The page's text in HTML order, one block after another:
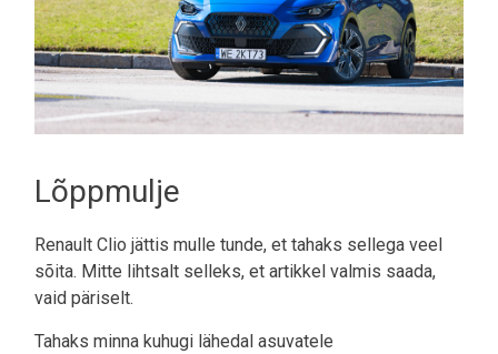
Lõppmulje
Renault Clio jättis mulle tunde, et tahaks sellega veel
sõita. Mitte lihtsalt selleks, et artikkel valmis saada,
vaid päriselt.
Tahaks minna kuhugi lähedal asuvatele